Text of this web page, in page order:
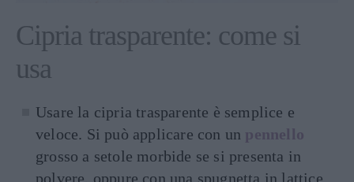
Cipria trasparente: come si
usa
Usare la cipria trasparente è semplice e
veloce. Si può applicare con un pennello
grosso a setole morbide se si presenta in
polvere, oppure con una spugnetta in lattice